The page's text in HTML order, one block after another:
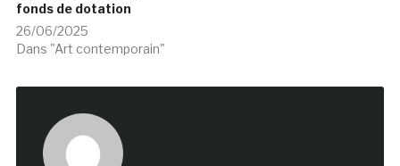
fonds de dotation
26/06/2025
Dans "Art contemporain"